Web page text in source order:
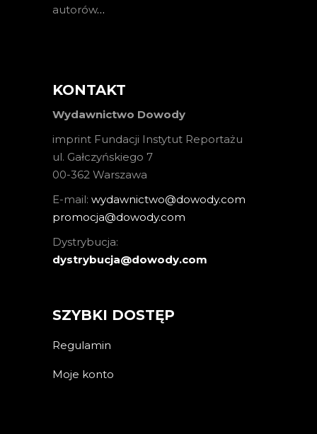
autorów…
KONTAKT
Wydawnictwo Dowody
imprint Fundacji Instytut Reportażu
ul. Gałczyńskiego 7
00-362 Warszawa
E-mail: wydawnictwo@dowody.com
promocja@dowody.com
Dystrybucja:
dystrybucja@dowody.com
SZYBKI DOSTĘP
Regulamin
Moje konto